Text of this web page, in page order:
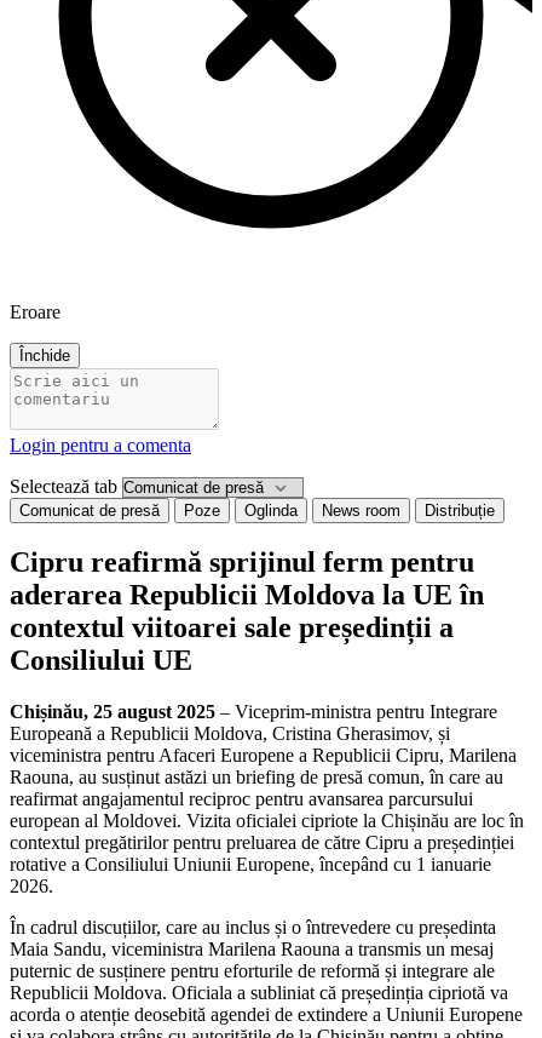
Eroare
Închide
Login pentru a comenta
Selectează tab
Comunicat de presă Poze Oglinda News room Distribuție
Cipru reafirmă sprijinul ferm pentru
aderarea Republicii Moldova la UE în
contextul viitoarei sale președinții a
Consiliului UE
Chișinău, 25 august 2025 – Viceprim-ministra pentru Integrare
Europeană a Republicii Moldova, Cristina Gherasimov, și
viceministra pentru Afaceri Europene a Republicii Cipru, Marilena
Raouna, au susținut astăzi un briefing de presă comun, în care au
reafirmat angajamentul reciproc pentru avansarea parcursului
european al Moldovei. Vizita oficialei cipriote la Chișinău are loc în
contextul pregătirilor pentru preluarea de către Cipru a președinției
rotative a Consiliului Uniunii Europene, începând cu 1 ianuarie
2026.
În cadrul discuțiilor, care au inclus și o întrevedere cu președinta
Maia Sandu, viceministra Marilena Raouna a transmis un mesaj
puternic de susținere pentru eforturile de reformă și integrare ale
Republicii Moldova. Oficiala a subliniat că președinția cipriotă va
acorda o atenție deosebită agendei de extindere a Uniunii Europene